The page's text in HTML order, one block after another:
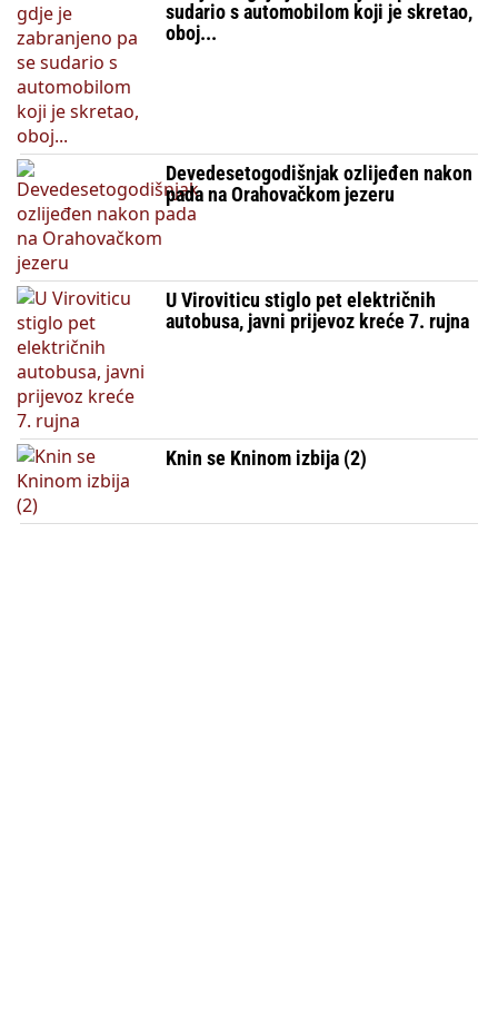
sudario s automobilom koji je skretao,
oboj...
Devedesetogodišnjak ozlijeđen nakon
pada na Orahovačkom jezeru
U Viroviticu stiglo pet električnih
autobusa, javni prijevoz kreće 7. rujna
Knin se Kninom izbija (2)